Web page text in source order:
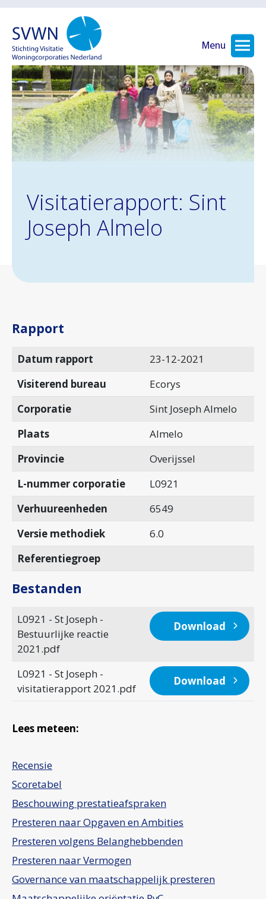
Menu
Visitatierapport: Sint
Joseph Almelo
Rapport
Datum rapport
23-12-2021
Visiterend bureau
Ecorys
Corporatie
Sint Joseph Almelo
Plaats
Almelo
Provincie
Overijssel
L-nummer corporatie
L0921
Verhuureenheden
6549
Versie methodiek
6.0
Referentiegroep
Bestanden
L0921 - St Joseph -
Bestuurlijke reactie
2021.pdf
Download
L0921 - St Joseph -
visitatierapport 2021.pdf
Download
Lees meteen:
Recensie
Scoretabel
Beschouwing prestatieafspraken
Presteren naar Opgaven en Ambities
Presteren volgens Belanghebbenden
Presteren naar Vermogen
Governance van maatschappelijk presteren